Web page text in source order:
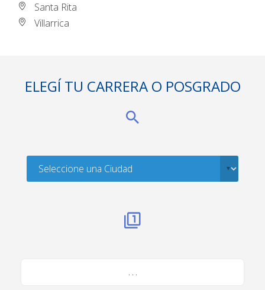
Santa Rita
Villarrica
ELEGÍ TU CARRERA O POSGRADO
. . .